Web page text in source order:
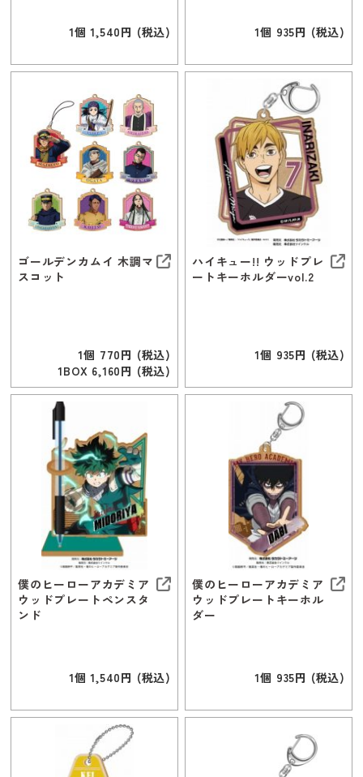
1個 1,540円 (税込) 1個 935円 (税込)
ゴールデンカムイ 木調マ
スコット
1個 770円 (税込)
1BOX 6,160円 (税込)
ハイキュー!! ウッドプレ
ートキーホルダーvol.2
1個 935円 (税込)
僕のヒーローアカデミア
ウッドプレートペンスタ
ンド
1個 1,540円 (税込)
僕のヒーローアカデミア
ウッドプレートキーホル
ダー
1個 935円 (税込)